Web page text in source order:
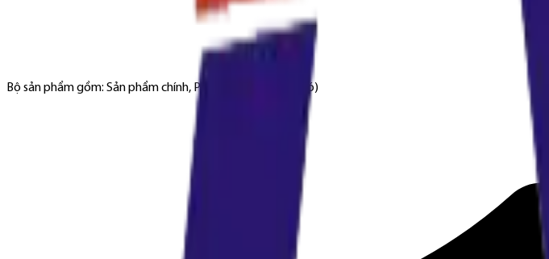
Bộ sản phẩm gồm: Sản phẩm chính, Phụ kiện đi kèm (nếu có)